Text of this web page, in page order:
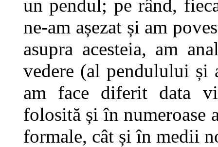
un pendul; pe rând,
ne-am așezat și am
asupra acesteia, am
vedere (al pendulului și
am face diferit data
folosită și în numeroase
formale, cât și în medii